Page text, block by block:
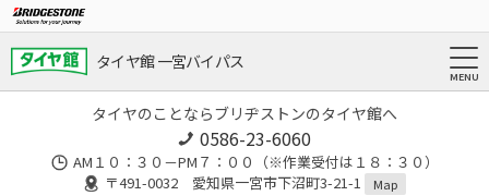
タイヤ館 一宮バイパス
タイヤのことならブリヂストンのタイヤ館へ
0586-23-6060
AM１０：３０－PM７：００（※作業受付は１８：３０）
〒491-0032 愛知県一宮市下沼町3-21-1
Map